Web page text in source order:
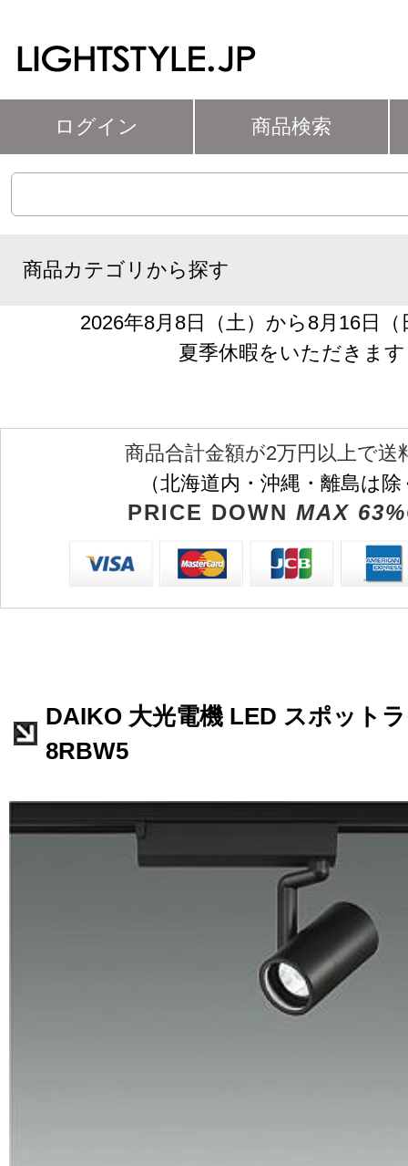
ログイン 商品検索
商品カテゴリから探す
2026年8月8日（土）から8月16日
夏季休暇をいただきます
商品合計金額が2万円以上で送
（北海道内・沖縄・離島は
PRICE DOWN MAX
DAIKO 大光電機 LED スポット
8RBW5